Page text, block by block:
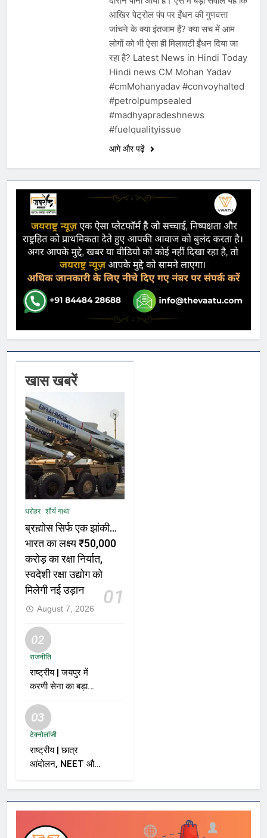
आखिर पेट्रोल पंप पर ईंधन की गुणवत्ता
जांचने के क्या इंतजाम हैं? क्या सच में आम
लोगों को भी ऐसा ही मिलावटी ईंधन दिया जा
रहा है? Latest News in Hindi Today
Hindi news CM Mohan Yadav
#cmMohanyadav #convoyhalted
#petrolpumpsealed
#madhyapradeshnews
#fuelqualityissue
आगे और पढ़ें
खास खबरें
धरोहर शौर्य गाथा
ब्रह्मोस सिर्फ एक झांकी…
भारत का लक्ष्य ₹50,000
करोड़ का रक्षा निर्यात,
स्वदेशी रक्षा उद्योग को
मिलेगी नई उड़ान
01
August 7, 2026
02
राजनीति
राष्ट्रीय | जयपुर में
करणी सेना का बड़ा
– “BJP को वोट नहीं
देंगे”
03
टेक्नोलॉजी
राष्ट्रीय | छात्र
आंदोलन, NEET और
ददलानी का व्यंग्यात्मक
वीडियो; सोशल मीडिया